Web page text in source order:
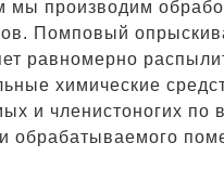
мы производим
Помповый
равномерно
химические
и членистоногих по
обрабатываемого